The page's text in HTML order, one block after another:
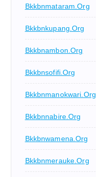
Bkkbnmataram.org
Bkkbnkupang.org
Bkkbnambon.org
Bkkbnsofifi.org
Bkkbnmanokwari.org
Bkkbnnabire.org
Bkkbnwamena.org
Bkkbnmerauke.org